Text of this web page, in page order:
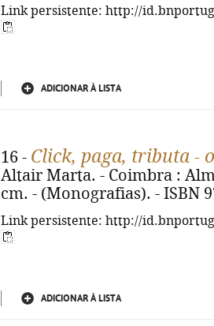
Link persistente: http://
ADICIONAR À LISTA
16 - Click, paga, tributa -
Altair Marta. - Coimbra :
cm. - (Monografias). - ISBN
Link persistente: http://
ADICIONAR À LISTA